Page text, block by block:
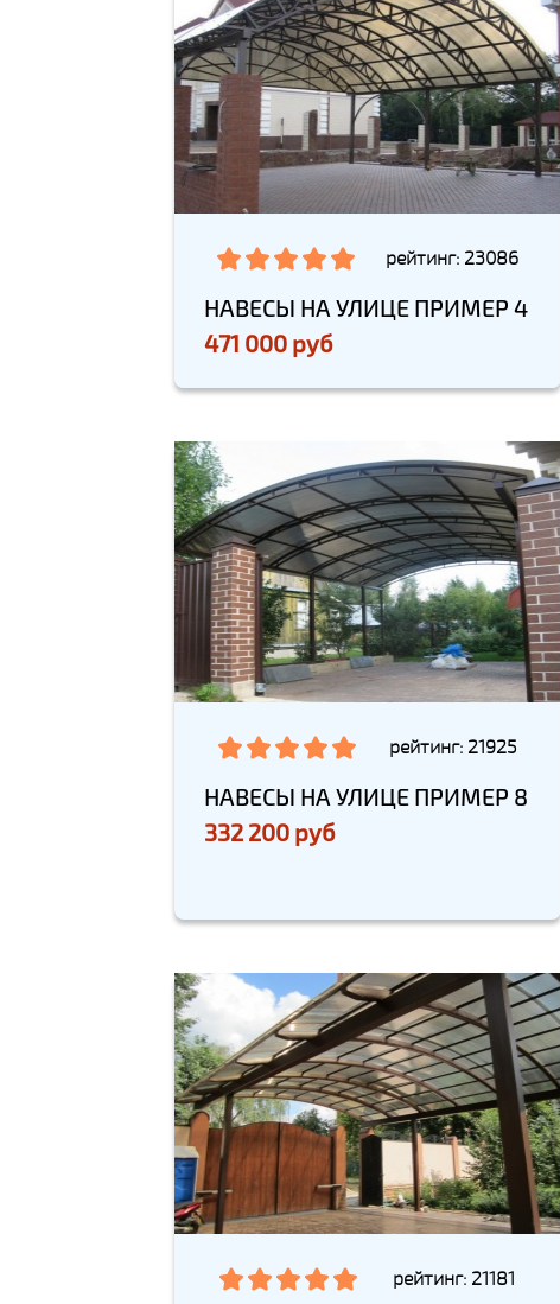
рейтинг: 23086
НАВЕСЫ НА УЛИЦЕ ПРИМЕР 4
471 000 руб
рейтинг: 21925
НАВЕСЫ НА УЛИЦЕ ПРИМЕР 8
332 200 руб
рейтинг: 21181